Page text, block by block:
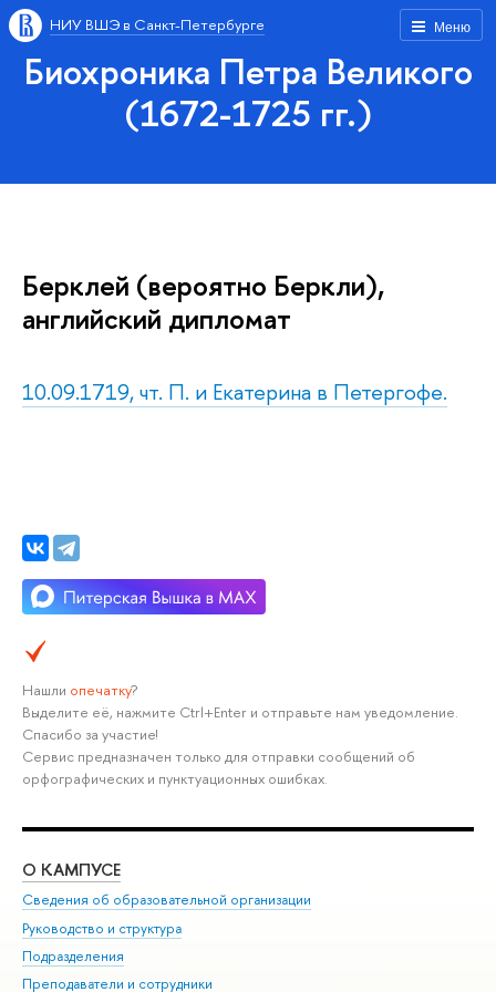
Меню
НИУ ВШЭ в Санкт-Петербурге
Биохроника Петра Великого
(1672-1725 гг.)
Берклей (вероятно Беркли),
английский дипломат
10.09.1719, чт. П. и Екатерина в Петергофе.
Нашли опечатку?
Выделите её, нажмите Ctrl+Enter и отправьте нам уведомление.
Спасибо за участие!
Сервис предназначен только для отправки сообщений об
орфографических и пунктуационных ошибках.
О КАМПУСЕ
Сведения об образовательной организации
Руководство и структура
Подразделения
Преподаватели и сотрудники